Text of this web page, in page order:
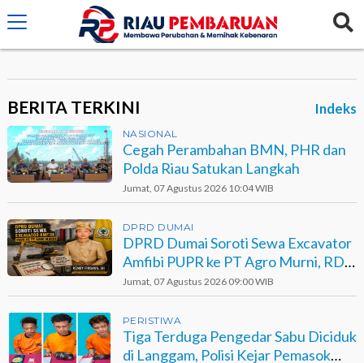
crossorigin="anonymous">
BERITA TERKINI Indeks
NASIONAL
Cegah Perambahan BMN, PHR dan
Polda Riau Satukan Langkah
Jumat, 07 Agustus 2026 10:04 WIB
DPRD DUMAI
DPRD Dumai Soroti Sewa Excavator
Amfibi PUPR ke PT Agro Murni, RDP
Jadi Opsi
Jumat, 07 Agustus 2026 09:00 WIB
PERISTIWA
Tiga Terduga Pengedar Sabu Diciduk
di Langgam, Polisi Kejar Pemasok